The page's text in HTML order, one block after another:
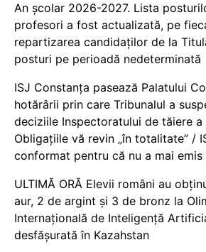
An școlar 2026-2027. Lista
profesori a fost actualizată, pe
repartizarea candidaților de la
posturi pe perioadă nedeterminată
ISJ Constanța pasează Palatului
hotărârii prin care Tribunalul a
deciziile Inspectoratului de tăiere
Obligațiile vă revin „în totalitate” /
conformat pentru că nu a mai
ULTIMĂ ORĂ Elevii români au
aur, 2 de argint și 3 de bronz la
Internațională de Inteligență
desfășurată în Kazahstan